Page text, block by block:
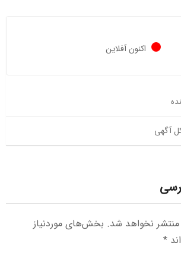
اکنون آفلاین
آگهی
نخواهد شد. بخش‌های موردنیاز
*